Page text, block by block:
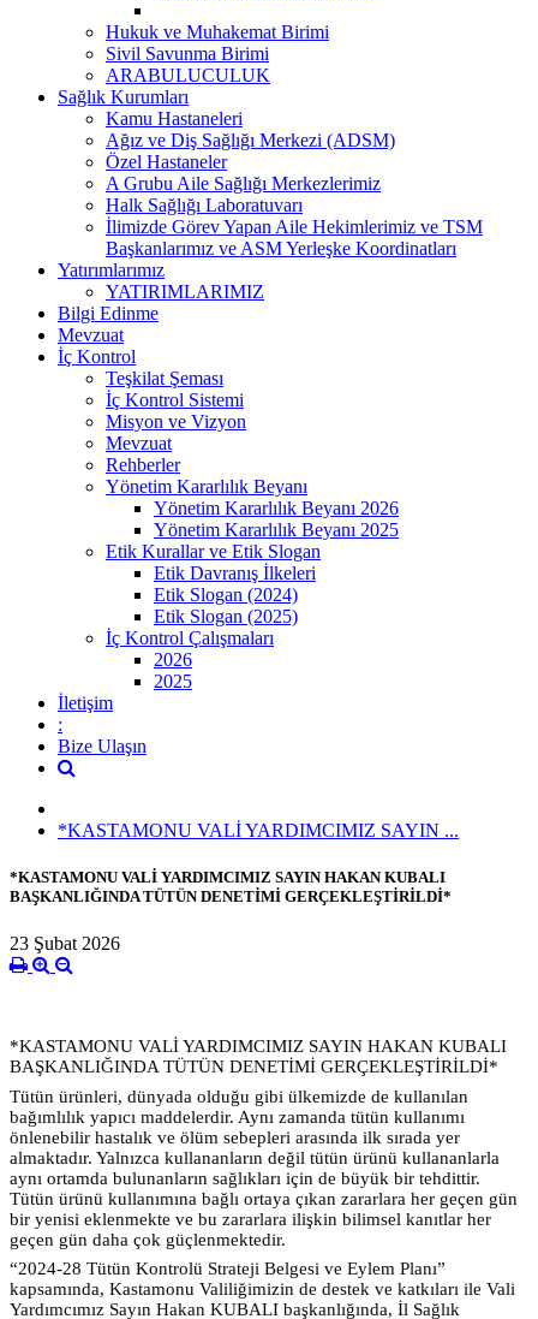
Hukuk ve Muhakemat Birimi
Sivil Savunma Birimi
ARABULUCULUK
Sağlık Kurumları
Kamu Hastaneleri
Ağız ve Diş Sağlığı Merkezi (ADSM)
Özel Hastaneler
A Grubu Aile Sağlığı Merkezlerimiz
Halk Sağlığı Laboratuvarı
İlimizde Görev Yapan Aile Hekimlerimiz ve TSM
Başkanlarımız ve ASM Yerleşke Koordinatları
Yatırımlarımız
YATIRIMLARIMIZ
Bilgi Edinme
Mevzuat
İç Kontrol
Teşkilat Şeması
İç Kontrol Sistemi
Misyon ve Vizyon
Mevzuat
Rehberler
Yönetim Kararlılık Beyanı
Yönetim Kararlılık Beyanı 2026
Yönetim Kararlılık Beyanı 2025
Etik Kurallar ve Etik Slogan
Etik Davranış İlkeleri
Etik Slogan (2024)
Etik Slogan (2025)
İç Kontrol Çalışmaları
2026
2025
İletişim
:
Bize Ulaşın
*KASTAMONU VALİ YARDIMCIMIZ SAYIN ...
*KASTAMONU VALİ YARDIMCIMIZ SAYIN HAKAN KUBALI
BAŞKANLIĞINDA TÜTÜN DENETİMİ GERÇEKLEŞTİRİLDİ*
23 Şubat 2026
*KASTAMONU VALİ YARDIMCIMIZ SAYIN HAKAN KUBALI
BAŞKANLIĞINDA TÜTÜN DENETİMİ GERÇEKLEŞTİRİLDİ*
Tütün ürünleri, dünyada olduğu gibi ülkemizde de kullanılan
bağımlılık yapıcı maddelerdir. Aynı zamanda tütün kullanımı
önlenebilir hastalık ve ölüm sebepleri arasında ilk sırada yer
almaktadır. Yalnızca kullananların değil tütün ürünü kullananlarla
aynı ortamda bulunanların sağlıkları için de büyük bir tehdittir.
Tütün ürünü kullanımına bağlı ortaya çıkan zararlara her geçen gün
bir yenisi eklenmekte ve bu zararlara ilişkin bilimsel kanıtlar her
geçen gün daha çok güçlenmektedir.
“2024-28 Tütün Kontrolü Strateji Belgesi ve Eylem Planı”
kapsamında, Kastamonu Valiliğimizin de destek ve katkıları ile Vali
Yardımcımız Sayın Hakan KUBALI başkanlığında, İl Sağlık